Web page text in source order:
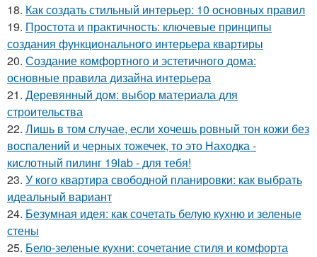
18. Как создать стильный интерьер: 10 основных правил
19. Простота и практичность: ключевые принципы
создания функционального интерьера квартиры
20. Создание комфортного и эстетичного дома:
основные правила дизайна интерьера
21. Деревянный дом: выбор материала для
строительства
22. Лишь в том случае, если хочешь ровный тон кожи без
воспалений и черных тожечек, то это Находка -
кислотный пилинг 19lab - для тебя!
23. У кого квартира свободной планировки: как выбрать
идеальный вариант
24. Безумная идея: как сочетать белую кухню и зеленые
стены
25. Бело-зеленые кухни: сочетание стиля и комфорта